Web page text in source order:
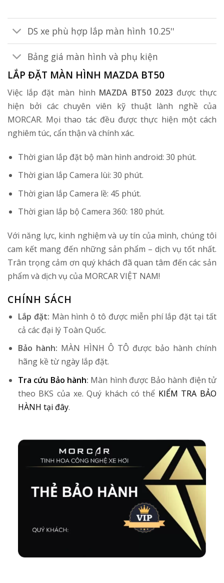
DS xe phù hợp lắp màn hình 10.25''
Bảng giá màn hình và phụ kiện
LẮP ĐẶT MÀN HÌNH MAZDA BT50
Việc lắp đặt màn hình MAZDA BT50 2023 được thực
hiện bởi các chuyên viên kỹ thuật lành nghề của
MORCAR. Mọi thao tác đều được thực hiện một cách
nghiêm túc, cẩn thận và chính xác.
Thời gian lắp đặt bộ màn hình android: 30 phút.
Thời gian lắp Camera lùi: 30 phút.
Thời gian lắp Camera lề: 45 phút.
Thời gian lắp bộ Camera 360: 180 phút.
Với năng lực, kinh nghiệm và uy tín của mình, chúng tôi
cam kết mang đến những sản phẩm – dịch vụ tốt nhất.
Trân trọng cảm ơn quý khách đã quan tâm đến các sản
phẩm và dịch vụ của MORCAR VIỆT NAM!
CHÍNH SÁCH
Lắp đặt: Màn hình ô tô được miễn phí lắp đặt tại tất
cả các đại lý Toàn Quốc.
Bảo hành: MÀN HÌNH Ô TÔ được bảo hành chính
hãng kề từ ngày lắp đặt.
Tra cứu Bảo hành: Màn hình được Bảo hành điện tử
theo BKS của xe. Quý khách có thể KIỂM TRA BẢO
HÀNH tại đây.